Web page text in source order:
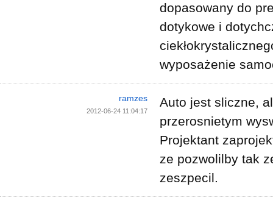
dopasowany do
dotykowe i
wyposażenie
ramzes
2012-06-24 11:04:17
Auto jest sliczne,
przerosnietym
Projektant
ze pozwolilby tak
zeszpecil.